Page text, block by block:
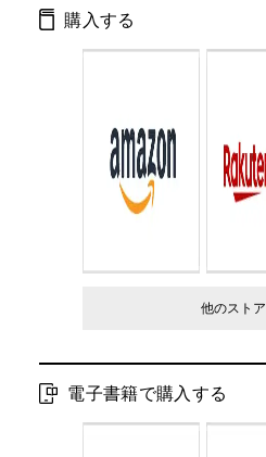
ページ数：
判型：
購入する
他のストア
電子書籍で購入する